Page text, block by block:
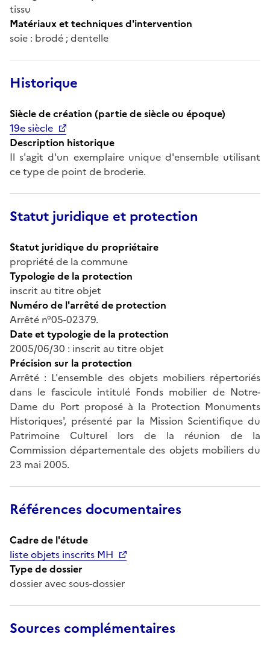
tissu
Matériaux et techniques d'intervention
soie : brodé ; dentelle
Historique
Siècle de création (partie de siècle ou époque)
19e siècle
Description historique
Il s'agit d'un exemplaire unique d'ensemble utilisant
ce type de point de broderie.
Statut juridique et protection
Statut juridique du propriétaire
propriété de la commune
Typologie de la protection
inscrit au titre objet
Numéro de l'arrêté de protection
Arrêté n°05-02379.
Date et typologie de la protection
2005/06/30 : inscrit au titre objet
Précision sur la protection
Arrêté : L'ensemble des objets mobiliers répertoriés
dans le fascicule intitulé Fonds mobilier de Notre-
Dame du Port proposé à la Protection Monuments
Historiques', présenté par la Mission Scientifique du
Patrimoine Culturel lors de la réunion de la
Commission départementale des objets mobiliers du
23 mai 2005.
Références documentaires
Cadre de l'étude
liste objets inscrits MH
Type de dossier
dossier avec sous-dossier
Sources complémentaires